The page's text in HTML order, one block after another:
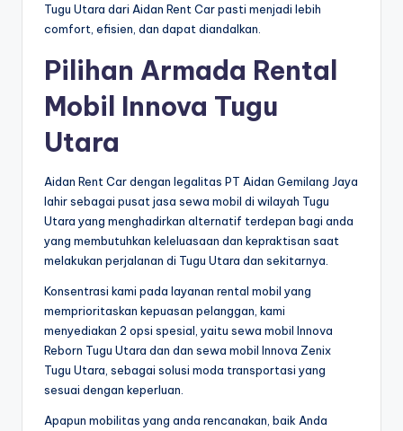
Tugu Utara dari Aidan Rent Car pasti menjadi lebih
comfort, efisien, dan dapat diandalkan.
Pilihan Armada Rental
Mobil Innova Tugu
Utara
Aidan Rent Car dengan legalitas PT Aidan Gemilang Jaya
lahir sebagai pusat jasa sewa mobil di wilayah Tugu
Utara yang menghadirkan alternatif terdepan bagi anda
yang membutuhkan keleluasaan dan kepraktisan saat
melakukan perjalanan di Tugu Utara dan sekitarnya.
Konsentrasi kami pada layanan rental mobil yang
memprioritaskan kepuasan pelanggan, kami
menyediakan 2 opsi spesial, yaitu sewa mobil Innova
Reborn Tugu Utara dan dan sewa mobil Innova Zenix
Tugu Utara, sebagai solusi moda transportasi yang
sesuai dengan keperluan.
Apapun mobilitas yang anda rencanakan, baik Anda